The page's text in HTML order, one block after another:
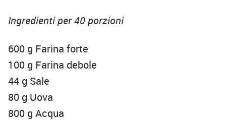
Ingredienti per 40 porzioni
600 g Farina forte
100 g Farina debole
44 g Sale
80 g Uova
800 g Acqua